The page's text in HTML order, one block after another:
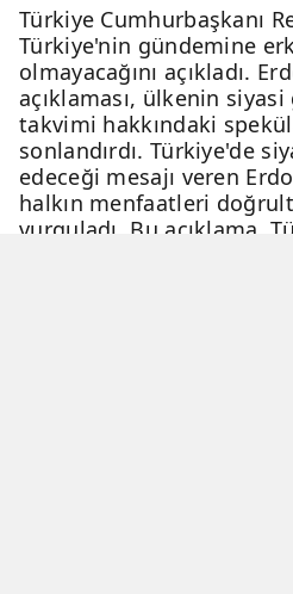
Türkiye Cumhurbaşkanı
Türkiye'nin gündemine
olmayacağını açıkladı.
açıklaması, ülkenin
takvimi hakkındaki
sonlandırdı. Türkiye'de
edeceği mesajı veren
halkın menfaatleri
vurguladı. Bu açıklama,